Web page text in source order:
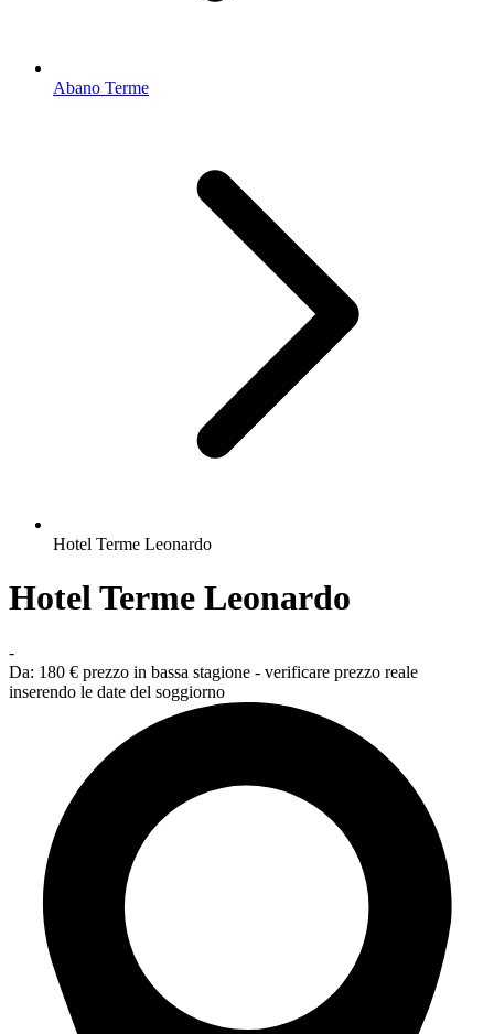
Abano Terme
Hotel Terme Leonardo
Hotel Terme Leonardo
-
Da: 180 € prezzo in bassa stagione - verificare prezzo reale
inserendo le date del soggiorno